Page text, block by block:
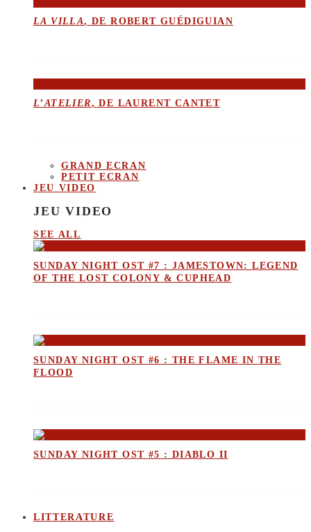
LA VILLA, DE ROBERT GUÉDIGUIAN
L’ATELIER, DE LAURENT CANTET
GRAND ECRAN
PETIT ECRAN
JEU VIDEO
JEU VIDEO
SEE ALL
SUNDAY NIGHT OST #7 : JAMESTOWN: LEGEND
OF THE LOST COLONY & CUPHEAD
SUNDAY NIGHT OST #6 : THE FLAME IN THE
FLOOD
SUNDAY NIGHT OST #5 : DIABLO II
LITTERATURE